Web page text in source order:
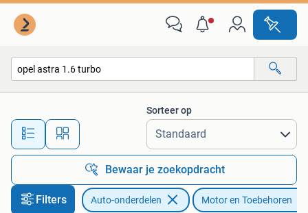
Alle afstanden…
Sorteer op
Bewaar je zoekopdracht
Filters Auto-onderdelen Motor en Toebehoren